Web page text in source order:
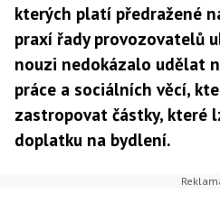
kterých platí předražené
praxí řady provozovatelů
nouzi nedokázalo udělat
práce a sociálních věcí,
zastropovat částky, které
doplatku na bydlení.